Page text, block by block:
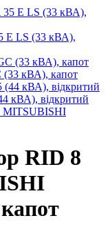
E LS (33 кВА),
(33 кВА), капот
кВА), відкритий
RID 8